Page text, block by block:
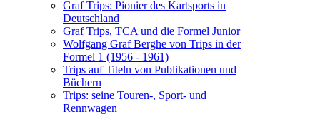
Graf Trips: Pionier des Kartsports in
Deutschland
Graf Trips, TCA und die Formel Junior
Wolfgang Graf Berghe von Trips in der
Formel 1 (1956 - 1961)
Trips auf Titeln von Publikationen und
Büchern
Trips: seine Touren-, Sport- und
Rennwagen